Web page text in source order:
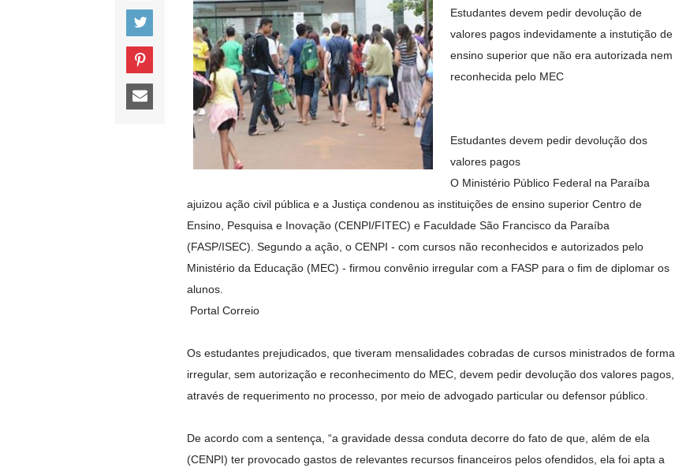
Estudantes devem pedir devolução de
valores pagos indevidamente a instutição de
ensino superior que não era autorizada nem
reconhecida pelo MEC
Estudantes devem pedir devolução dos
valores pagos
O Ministério Público Federal na Paraíba
ajuizou ação civil pública e a Justiça condenou as instituições de ensino superior Centro de
Ensino, Pesquisa e Inovação (CENPI/FITEC) e Faculdade São Francisco da Paraíba
(FASP/ISEC). Segundo a ação, o CENPI - com cursos não reconhecidos e autorizados pelo
Ministério da Educação (MEC) - firmou convênio irregular com a FASP para o fim de diplomar os
alunos.
Portal Correio
Os estudantes prejudicados, que tiveram mensalidades cobradas de cursos ministrados de forma
irregular, sem autorização e reconhecimento do MEC, devem pedir devolução dos valores pagos,
através de requerimento no processo, por meio de advogado particular ou defensor público.
De acordo com a sentença, “a gravidade dessa conduta decorre do fato de que, além de ela
(CENPI) ter provocado gastos de relevantes recursos financeiros pelos ofendidos, ela foi apta a